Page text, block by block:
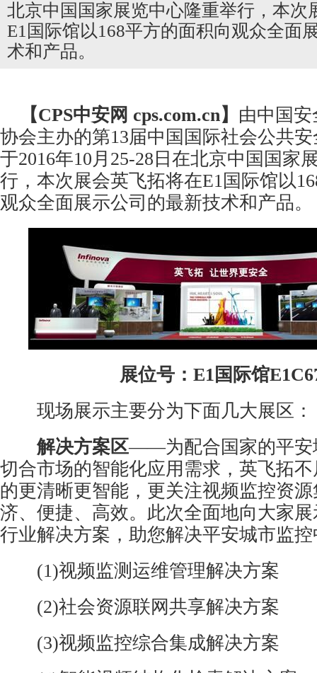
北京中国国家展览中心隆重举行，本次
E1国际馆以168平方的面积向观众全面
术和产品。
【CPS中安网 cps.com.cn】 由中国
协会主办的第13届中国国际社会公共安
于2016年10月25-28日在北京中国国家
行，本次展会英飞拓将在E1国际馆以
观众全面展示公司的最新技术和产品。
展位号：E1国际馆
现场展示主要分为下面几大展区：
解决方案区——为配合国家的平安
切合市场的智能化应用需求，英飞拓
的更清晰更智能，更关注视频监控资
济、便捷、高效。此次全面地向大家
行业解决方案，助您解决平安城市监
(1)视频监测运维管理解决方案
(2)社会资源联网共享解决方案
(3)视频监控综合集成解决方案